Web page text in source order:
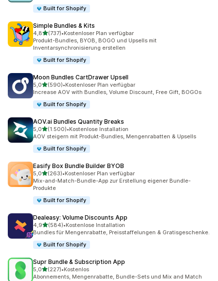
Built for Shopify
Simple Bundles & Kits
4,8von 5 Sternen
(737)
737 Rezensionen insgesamt
•Kostenloser Plan verfügbar
Produkt-Bundles, BYOB, BOGO und Upsells mit
Inventarsynchronisierung erstellen
Built for Shopify
Moon Bundles CartDrawer Upsell
5,0von 5 Sternen
(590)
590 Rezensionen insgesamt
•Kostenloser Plan verfügbar
Increase AOV with Bundles, Volume Discount, Free Gift, BOGOs
Built for Shopify
AOV.ai Bundles Quantity Breaks
5,0von 5 Sternen
(1.500)
1500 Rezensionen insgesamt
•Kostenlose Installation
AOV steigern mit Produkt-Bundles, Mengenrabatten & Upsells
Built for Shopify
Easify Box Bundle Builder BYOB
5,0von 5 Sternen
(263)
263 Rezensionen insgesamt
•Kostenloser Plan verfügbar
Mix-and-Match-Bundle-App zur Erstellung eigener Bundle-
Produkte
Built for Shopify
Dealeasy: Volume Discounts App
4,9von 5 Sternen
(584)
584 Rezensionen insgesamt
•Kostenlose Installation
Bundles für Mengenrabatte, Preisstaffelungen & Gratisgeschenke.
Built for Shopify
Supr Bundle & Subscription App
5,0von 5 Sternen
(227)
227 Rezensionen insgesamt
•Kostenlos
Abonnements, Mengenrabatte, Bundle-Sets und Mix and Match